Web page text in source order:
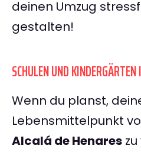
deinen Umzug
gestalten!
SCHULEN UND
Wenn du planst,
Lebensmittelpunkt
Alcalá de Henares